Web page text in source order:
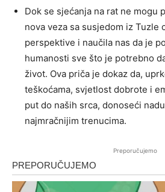
Dok se sjećanja na rat ne mogu
nova veza sa susjedom iz Tuzle
perspektive i naučila nas da je
humanosti sve što je potrebno
život. Ova priča je dokaz da,
teškoćama, svjetlost dobrote i
put do naših srca, donoseći
najmračnijim trenucima.
Preporučujemo